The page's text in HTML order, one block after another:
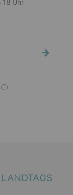
18 Uhr
8